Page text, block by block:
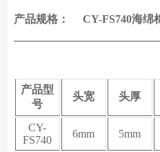
产品规格： CY-
产品型
号
头宽 头厚
CY-
FS740
6mm 5mm